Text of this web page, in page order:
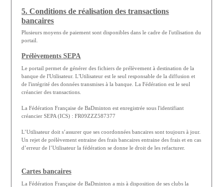
5. Conditions de réalisation des transactions
bancaires
Plusieurs moyens de paiement sont disponibles dans le cadre de l'utilisation du
portail.
Prélèvements SEPA
Le portail permet de générer des fichiers de prélèvement à destination de la
banque de l'Utilisateur. L'Utilisateur est le seul responsable de la diffusion et
de l'intégrité des données transmises à la banque. La Fédération est le seul
créancier des transactions.
La Fédération Française de BaDminton est enregistrée sous l'identifiant
créancier SEPA (ICS) : FR09ZZZ587377
L’Utilisateur doit s’assurer que ses coordonnées bancaires sont toujours à jour.
Un rejet de prélèvement entraine des frais bancaires entraine des frais et en cas
d’erreur de l’Utilisateur la fédération se donne le droit de les refacturer.
Cartes bancaires
La Fédération Française de BaDminton a mis à disposition de ses clubs la